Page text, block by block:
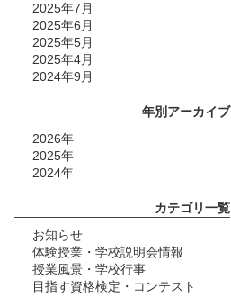
2025年7月
2025年6月
2025年5月
2025年4月
2024年9月
年別アーカイブ
2026年
2025年
2024年
カテゴリ一覧
お知らせ
体験授業・学校説明会情報
授業風景・学校行事
目指す資格検定・コンテスト